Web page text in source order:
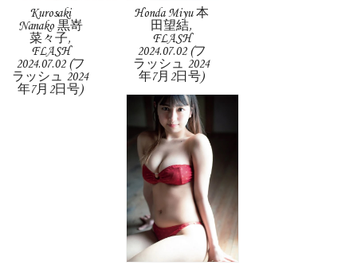
Kurosaki
Nanako 黒嵜
菜々子,
FLASH
2024.07.02 (フ
ラッシュ 2024
年7月2日号)
Honda Miyu 本
田望結,
FLASH
2024.07.02 (フ
ラッシュ 2024
年7月2日号)